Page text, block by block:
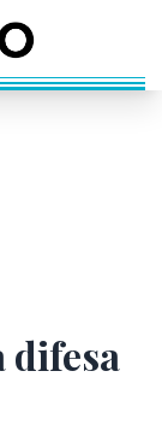
difesa